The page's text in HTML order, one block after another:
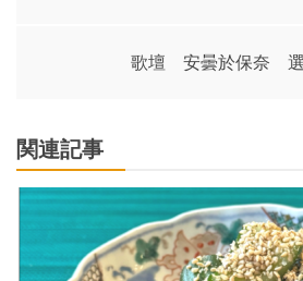
ビ
ゲ
歌壇 安曇於保奈
関連記事